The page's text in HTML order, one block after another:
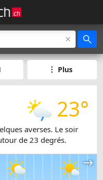
Plus
23°
averses. Le soir
de 23 degrés.